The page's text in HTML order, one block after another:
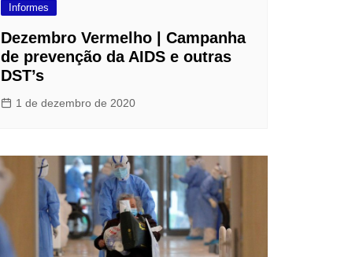
Informes
Dezembro Vermelho | Campanha
de prevenção da AIDS e outras
DST’s
1 de dezembro de 2020